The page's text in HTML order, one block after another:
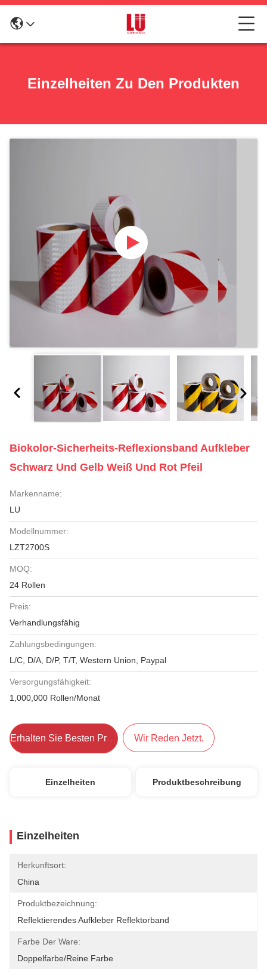
Einzelheiten Zu Den Produkten
Biokolor-Sicherheits-Reflexionsband Aufkleber
Schwarz Und Gelb Weiß Und Rot Pfeil
Markenname:
LU
Modellnummer:
LZT2700S
MOQ:
24 Rollen
Preis:
Verhandlungsfähig
Zahlungsbedingungen:
L/C, D/A, D/P, T/T, Western Union, Paypal
Versorgungsfähigkeit:
1,000,000 Rollen/Monat
Erhalten Sie Besten Preis Wir Reden Jetzt.
Einzelheiten Produktbeschreibung
Einzelheiten
Herkunftsort:
China
Produktbezeichnung:
Reflektierendes Aufkleber Reflektorband
Farbe Der Ware:
Doppelfarbe/reine Farbe